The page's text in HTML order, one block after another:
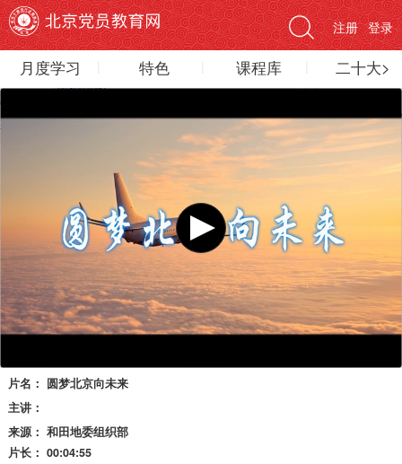
登录
注册
月度学习 特色 课程库 二十大>
片名： 圆梦北京向未来
主讲：
来源： 和田地委组织部
片长： 00:04:55